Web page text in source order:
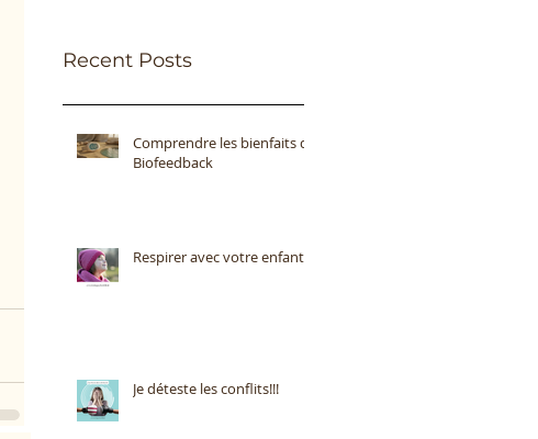
Recent Posts
Comprendre les bienfaits du
Biofeedback
Respirer avec votre enfant
Je déteste les conflits!!!